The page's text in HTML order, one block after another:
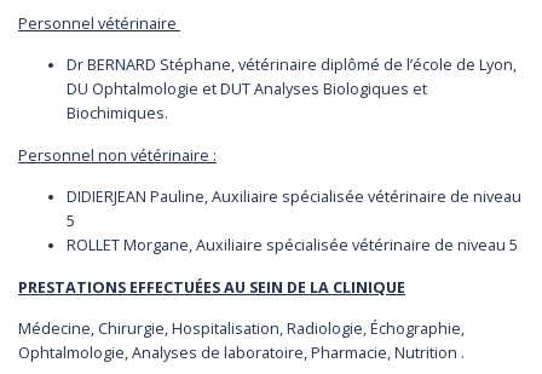
Personnel vétérinaire
Dr BERNARD Stéphane, vétérinaire diplômé de l’école de Lyon,
DU Ophtalmologie et DUT Analyses Biologiques et
Biochimiques.
Personnel non vétérinaire :
DIDIERJEAN Pauline, Auxiliaire spécialisée vétérinaire de niveau
5
ROLLET Morgane, Auxiliaire spécialisée vétérinaire de niveau 5
PRESTATIONS EFFECTUÉES AU SEIN DE LA CLINIQUE
Médecine, Chirurgie, Hospitalisation, Radiologie, Échographie,
Ophtalmologie, Analyses de laboratoire, Pharmacie, Nutrition .